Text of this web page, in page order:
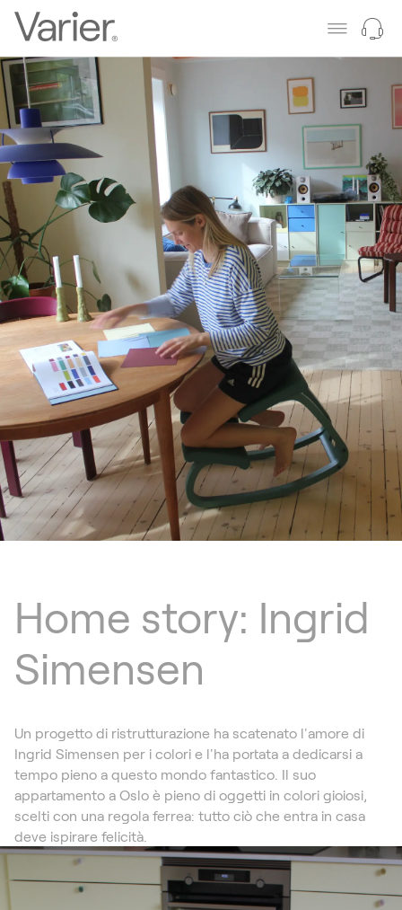
Home story: Ingrid
Simensen
Un progetto di ristrutturazione ha scatenato l'amore di
Ingrid Simensen per i colori e l'ha portata a dedicarsi a
tempo pieno a questo mondo fantastico. Il suo
appartamento a Oslo è pieno di oggetti in colori gioiosi,
scelti con una regola ferrea: tutto ciò che entra in casa
deve ispirare felicità.